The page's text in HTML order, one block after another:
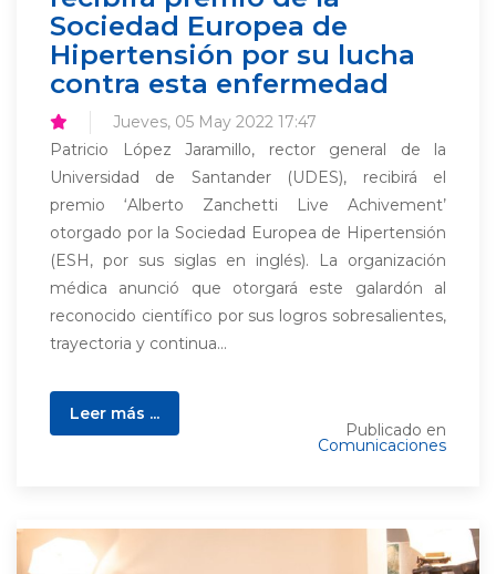
Sociedad Europea de
Hipertensión por su lucha
contra esta enfermedad
Jueves, 05 May 2022 17:47
Patricio López Jaramillo, rector general de la
Universidad de Santander (UDES), recibirá el
premio ‘Alberto Zanchetti Live Achivement’
otorgado por la Sociedad Europea de Hipertensión
(ESH, por sus siglas en inglés). La organización
médica anunció que otorgará este galardón al
reconocido científico por sus logros sobresalientes,
trayectoria y continua...
Leer más ...
Publicado en
Comunicaciones